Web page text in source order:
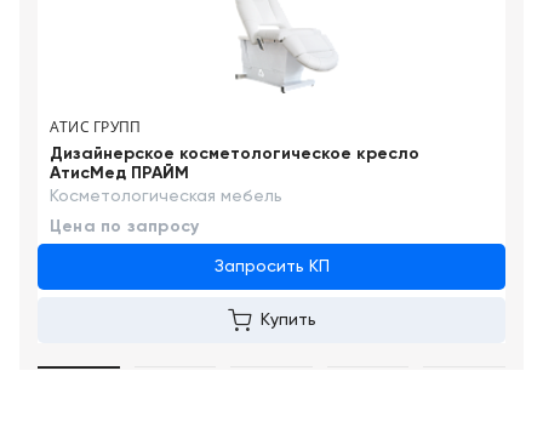
АТИС ГРУПП
Дизайнерское косметологическое кресло
АтисМед ПРАЙМ
Косметологическая мебель
Цена по запросу
Запросить КП
Купить